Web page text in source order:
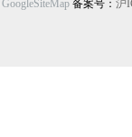
GoogleSiteMap 备案号： 沪